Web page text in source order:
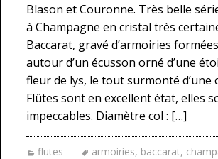
Blason et Couronne. Très belle
à Champagne en cristal très
Baccarat, gravé d’armoiries
autour d’un écusson orné d’une
fleur de lys, le tout surmonté d’une
Flûtes sont en excellent état, elles
impeccables. Diamètre col : […]
flutes armoiries, baccarat,